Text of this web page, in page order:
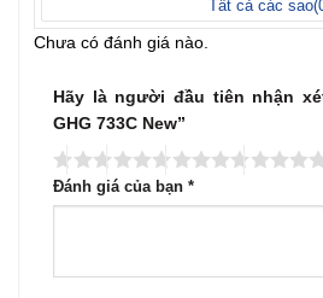
Tất cả các sao(
Chưa có đánh giá nào.
Hãy là người đầu tiên nhận
GHG 733C New”
Đánh giá của bạn *